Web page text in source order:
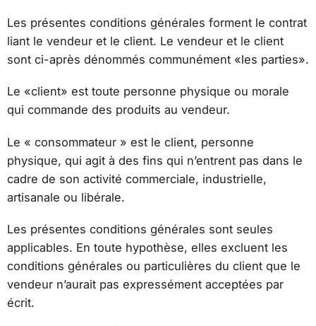
Les présentes conditions générales forment le contrat
liant le vendeur et le client. Le vendeur et le client
sont ci-après dénommés communément «les parties».
Le «client» est toute personne physique ou morale
qui commande des produits au vendeur.
Le « consommateur » est le client, personne
physique, qui agit à des fins qui n’entrent pas dans le
cadre de son activité commerciale, industrielle,
artisanale ou libérale.
Les présentes conditions générales sont seules
applicables. En toute hypothèse, elles excluent les
conditions générales ou particulières du client que le
vendeur n’aurait pas expressément acceptées par
écrit.